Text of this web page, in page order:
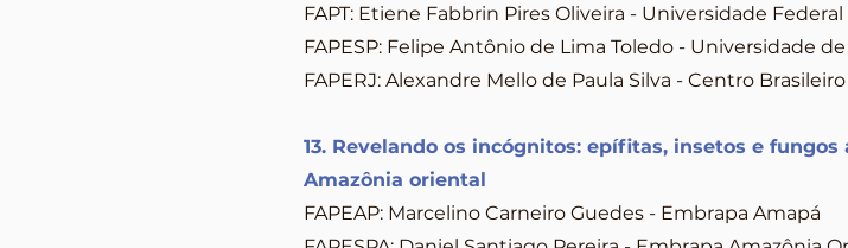
FAPT: Etiene Fabbrin Pires Oliveira - Universidade
FAPESP: Felipe Antônio de Lima Toledo - Universidade de
FAPERJ: Alexandre Mello de Paula Silva - Centro
13. Revelando os incógnitos: epífitas, insetos e
Amazônia oriental
FAPEAP: Marcelino Carneiro Guedes - Embrapa Amapá